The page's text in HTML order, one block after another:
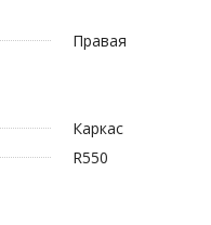
Правая
Каркас
R550